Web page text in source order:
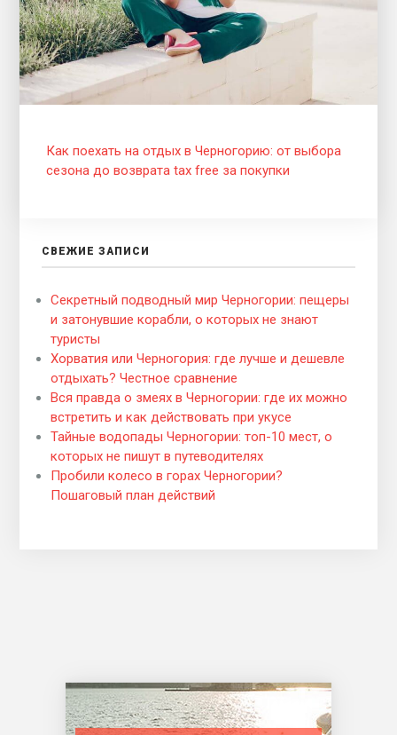
Как поехать на отдых в Черногорию: от выбора
сезона до возврата tax free за покупки
СВЕЖИЕ ЗАПИСИ
Секретный подводный мир Черногории: пещеры
и затонувшие корабли, о которых не знают
туристы
Хорватия или Черногория: где лучше и дешевле
отдыхать? Честное сравнение
Вся правда о змеях в Черногории: где их можно
встретить и как действовать при укусе
Тайные водопады Черногории: топ-10 мест, о
которых не пишут в путеводителях
Пробили колесо в горах Черногории?
Пошаговый план действий